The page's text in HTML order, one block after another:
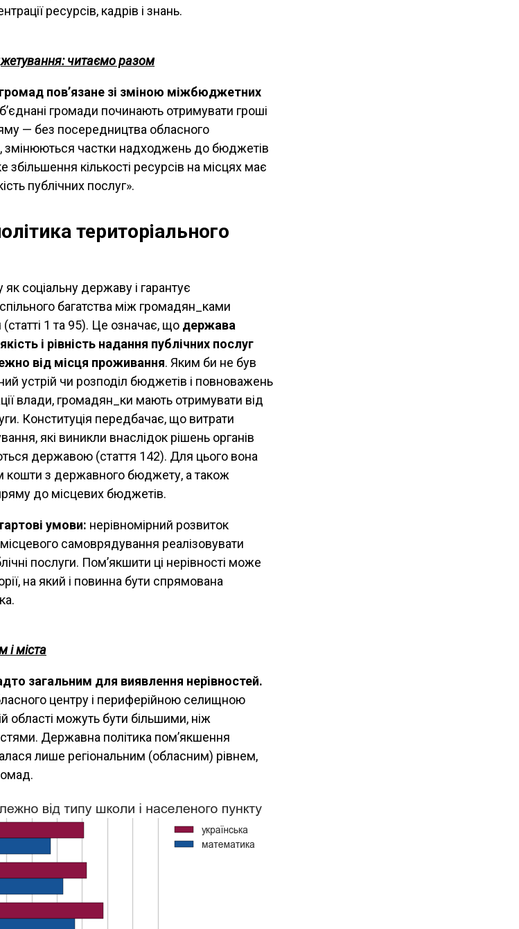
ресурсів, кадрів і знань.
читаємо разом
пов’язане зі зміною міжбюджетних
громади починають отримувати гроші
— без посередництва обласного
змінюються частки надходжень до бюджетів
збільшення кількості ресурсів на місцях має
публічних послуг».
територіального
як соціальну державу і гарантує
багатства між громадян_ками
1 та 95). Це означає, що держава
і рівність надання публічних послуг
від місця проживання. Яким би не був
устрій чи розподіл бюджетів і повноважень
влади, громадян_ки мають отримувати від
Конституція передбачає, що витрати
які виникли внаслідок рішень органів
державою (стаття 142). Для цього вона
з державного бюджету, а також
до місцевих бюджетів.
умови: нерівномірний розвиток
самоврядування реалізовувати
послуги. Пом’якшити ці нерівності може
на який і повинна бути спрямована
і міста
загальним для виявлення нерівностей.
центру і периферійною селищною
області можуть бути більшими, ніж
Державна політика пом’якшення
лише регіональним (обласним) рівнем,